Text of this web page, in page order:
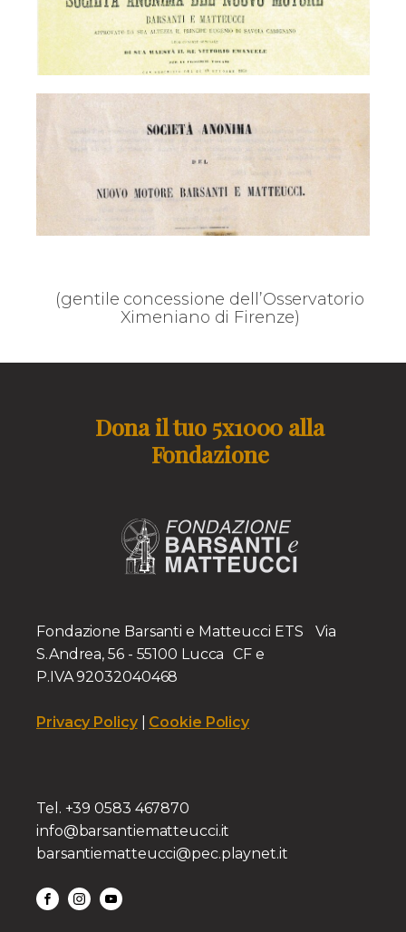
(gentile concessione dell’Osservatorio
Ximeniano di Firenze)
Dona il tuo 5x1000 alla
Fondazione
Fondazione Barsanti e Matteucci ETS Via
S.Andrea, 56 - 55100 Lucca CF e
P.IVA 92032040468
Privacy Policy| Cookie Policy
Tel. +39 0583 467870
info@barsantiematteucci.it
barsantiematteucci@pec.playnet.it